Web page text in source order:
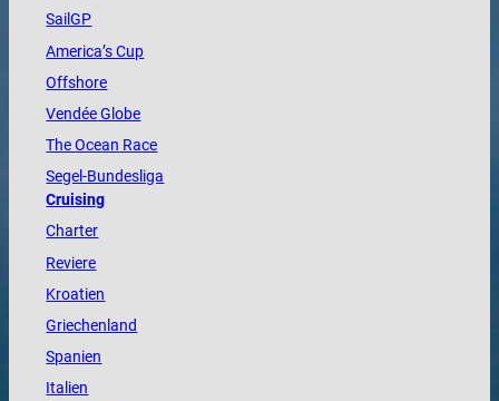
SailGP
America’s Cup
Offshore
VendéeGlobe
TheOcean Race
Segel-Bundesliga
Cruising
Charter
Reviere
Kroatien
Griechenland
Spanien
Italien